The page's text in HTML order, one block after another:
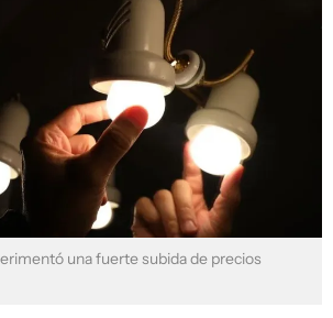
una fuerte subida de precios